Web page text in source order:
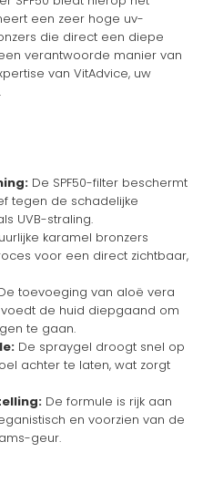
een zeer hoge uv-
die direct een diepe
verantwoorde manier van
van VitAdvice, uw
De SPF50-filter beschermt
tegen de schadelijke
UVB-straling.
karamel bronzers
voor een direct zichtbaar,
toevoeging van aloë vera
de huid diepgaand om
te gaan.
De spraygel droogt snel op
achter te laten, wat zorgt
De formule is rijk aan
en voorzien van de
geur.